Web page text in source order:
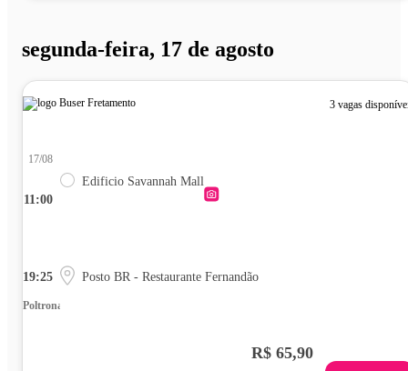
segunda-feira, 17 de agosto
3 vagas
11:00
17/08
Edificio Savannah Mall
19:25 Posto BR - Restaurante Fernandão
Poltrona
R$ 65,90